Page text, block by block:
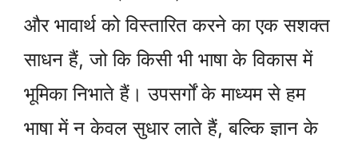
और भावार्थ को विस्तारित करने का एक सशक्त
साधन हैं, जो कि किसी भी भाषा के विकास में
भूमिका निभाते हैं। उपसर्गों के माध्यम से हम
भाषा में न केवल सुधार लाते हैं, बल्कि ज्ञान के